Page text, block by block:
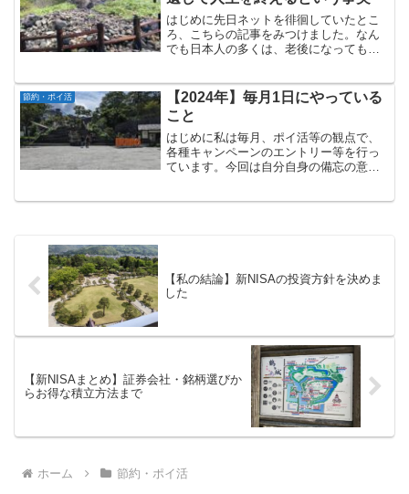
はじめに先日ネットを徘徊していたとこ
ろ、こちらの記事をみつけました。なん
でも日本人の多くは、老後になってもお
です。この記事をみて、私自身も「他人
事ではないな」と思いま...
節約・ポイ活
【2024年】毎月1日にやっている
こと
はじめに私は毎月、ポイ活等の観点で、
各種キャンペーンのエントリー等を行っ
ています。今回は自分自身の備忘の意味
【私の結論】新NISAの投資方針を決めま
した
【新NISAまとめ】証券会社・銘柄選びか
らお得な積立方法まで
ホーム 節約・ポイ活